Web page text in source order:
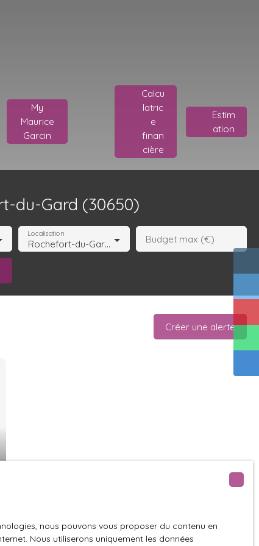
My
Maurice
Garcin
Calcu
latric
e
finan
cière
Estim
ation
du-Gard (30650)
Rochefort-du-Gard (30650)
Localisation Budget max (€)
Créer une alerte
nous pouvons vous proposer du contenu en
Nous utiliserons uniquement les données